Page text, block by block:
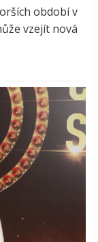
období v
vzejít nová